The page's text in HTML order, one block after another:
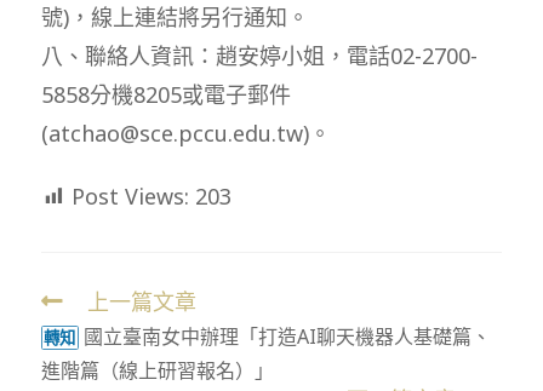
號)，線上連結將另行通知。
八、聯絡人資訊：趙安婷小姐，電話02-2700-
5858分機8205或電子郵件
(atchao@sce.pccu.edu.tw)。
Post Views: 203
Read
more
articles
上一篇文章
轉知 國立臺南女中辦理「打造AI聊天機器人基礎篇、
進階篇（線上研習報名）」